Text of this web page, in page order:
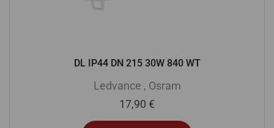
DL IP44 DN 215 30W 840 WT
Ledvance , Osram
17,90 €